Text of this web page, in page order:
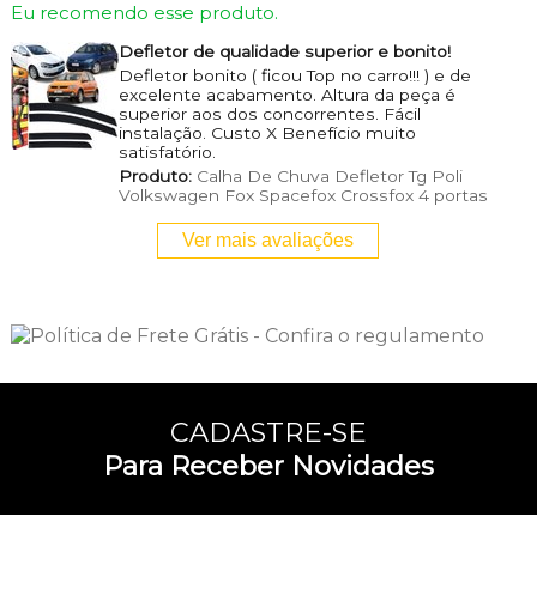
Eu recomendo esse produto.
Defletor de qualidade superior e bonito!
Defletor bonito ( ficou Top no carro!!! ) e de
excelente acabamento. Altura da peça é
superior aos dos concorrentes. Fácil
instalação. Custo X Benefício muito
satisfatório.
Produto:Calha De Chuva Defletor Tg Poli
Volkswagen Fox Spacefox Crossfox 4 portas
Ver mais avaliações
CADASTRE-SE
Para Receber Novidades